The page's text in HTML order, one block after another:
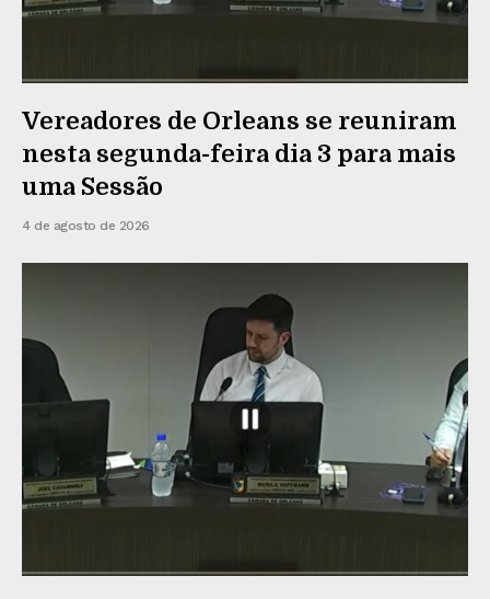
Vereadores de Orleans se reuniram
nesta segunda-feira dia 3 para mais
uma Sessão
4 de agosto de 2026